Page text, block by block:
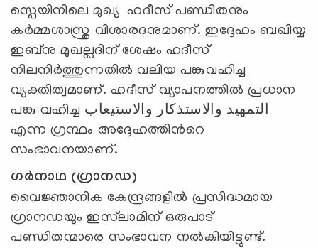
സ്പെയിനിലെ മുഖ്യ ഹദീസ് പണ്ഡിതനും
കർമ്മശാസ്ത്ര വിശാരദനുമാണ്. ഇദ്ദേഹം ബഖിയ്യ
ഇബ്നു മുഖല്ലദിന് ശേഷം ഹദീസ്
നിലനിർത്തുന്നതിൽ വലിയ പങ്കുവഹിച്ച
വ്യക്തിത്വമാണ്. ഹദീസ് വ്യാപനത്തിൽ പ്രധാന
പങ്കു വഹിച്ച التمهيد والاستذكار والاستيعاب
എന്ന ഗ്രന്ഥം അദ്ദേഹത്തിൻറെ
സംഭാവനയാണ്.
ഗർനാഥ (ഗ്രാനഡ)
വൈജ്ഞാനിക കേന്ദ്രങ്ങളിൽ പ്രസിദ്ധമായ
ഗ്രാനഡയും ഇസ്‌ലാമിന് ഒരുപാട്
പണ്ഡിതന്മാരെ സംഭാവന നൽകിയിട്ടുണ്ട്.